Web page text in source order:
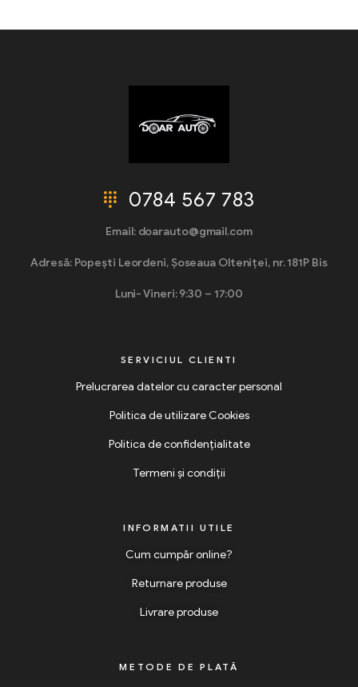
0784 567 783
Email: doarauto@gmail.com
Adresă: Popești Leordeni, Șoseaua Olteniței, nr. 181P Bis
Luni- Vineri: 9:30 – 17:00
SERVICIUL CLIENTI
Prelucrarea datelor cu caracter personal
Politica de utilizare Cookies
Politica de confidențialitate
Termeni și condiții
INFORMATII UTILE
Cum cumpăr online?
Returnare produse
Livrare produse
METODE DE PLATĂ